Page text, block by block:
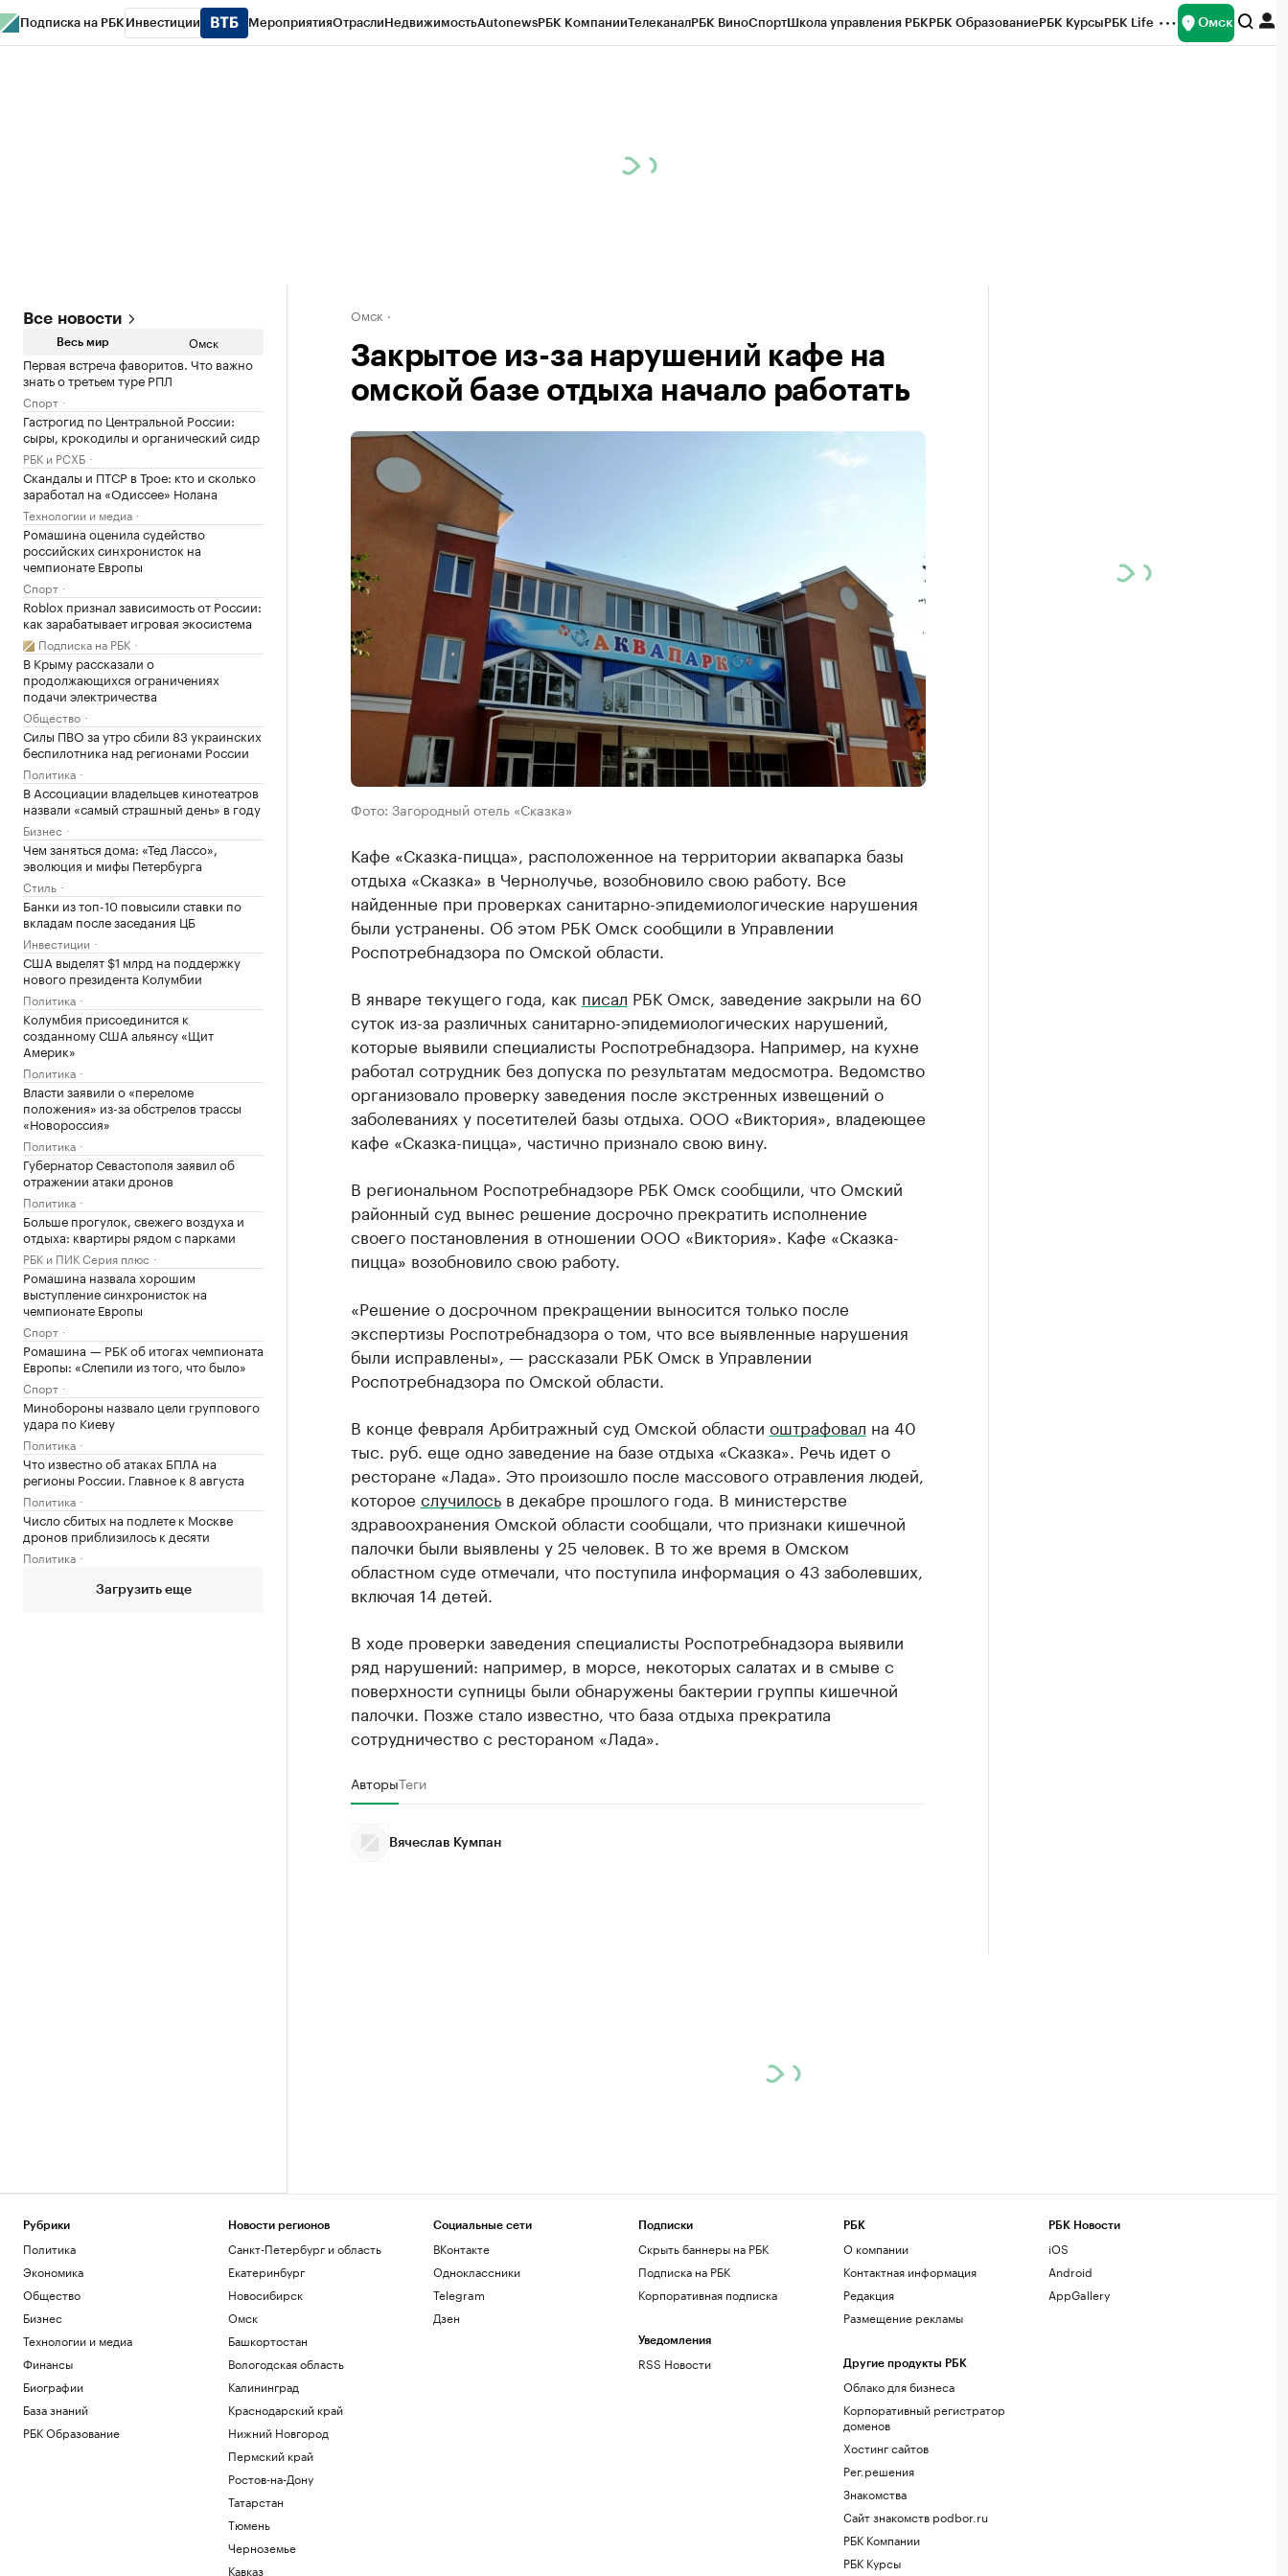
Подписка на РБК Инвестиции МероприятияОтраслиНедвижимостьAutonewsРБК КомпанииТелеканалРБК ВиноСпортШкола управления РБКРБК ОбразованиеРБК КурсыРБК Life Омск
Все новости
Весь мир Омск
Первая встреча фаворитов. Что важно
знать о третьем туре РПЛ
Спорт
Гастрогид по Центральной России:
сыры, крокодилы и органический сидр
РБК и РСХБ
Скандалы и ПТСР в Трое: кто и сколько
заработал на «Одиссее» Нолана
Технологии и медиа
Ромашина оценила судейство
российских синхронисток на
чемпионате Европы
Спорт
Roblox признал зависимость от России:
как зарабатывает игровая экосистема
Подписка на РБК
В Крыму рассказали о
продолжающихся ограничениях
подачи электричества
Общество
Силы ПВО за утро сбили 83 украинских
беспилотника над регионами России
Политика
В Ассоциации владельцев кинотеатров
назвали «самый страшный день» в году
Бизнес
Чем заняться дома: «Тед Лассо»,
эволюция и мифы Петербурга
Стиль
Банки из топ-10 повысили ставки по
вкладам после заседания ЦБ
Инвестиции
США выделят $1 млрд на поддержку
нового президента Колумбии
Политика
Колумбия присоединится к
созданному США альянсу «Щит
Америк»
Политика
Власти заявили о «переломе
положения» из-за обстрелов трассы
«Новороссия»
Политика
Губернатор Севастополя заявил об
отражении атаки дронов
Политика
Больше прогулок, свежего воздуха и
отдыха: квартиры рядом с парками
РБК и ПИК Серия плюс
Ромашина назвала хорошим
выступление синхронисток на
чемпионате Европы
Спорт
Ромашина — РБК об итогах чемпионата
Европы: «Слепили из того, что было»
Спорт
Минобороны назвало цели группового
удара по Киеву
Политика
Что известно об атаках БПЛА на
регионы России. Главное к 8 августа
Политика
Число сбитых на подлете к Москве
дронов приблизилось к десяти
Политика
Загрузить еще
Омск
Закрытое из-за нарушений кафе на
омской базе отдыха начало работать
Фото: Загородный отель «Сказка»
Кафе «Сказка-пицца», расположенное на территории аквапарка базы
отдыха «Сказка» в Чернолучье, возобновило свою работу. Все
найденные при проверках санитарно-эпидемиологические нарушения
были устранены. Об этом РБК Омск сообщили в Управлении
Роспотребнадзора по Омской области.
В январе текущего года, как писал РБК Омск, заведение закрыли на 60
суток из-за различных санитарно-эпидемиологических нарушений,
которые выявили специалисты Роспотребнадзора. Например, на кухне
работал сотрудник без допуска по результатам медосмотра. Ведомство
организовало проверку заведения после экстренных извещений о
заболеваниях у посетителей базы отдыха. ООО «Виктория», владеющее
кафе «Сказка-пицца», частично признало свою вину.
В региональном Роспотребнадзоре РБК Омск сообщили, что Омский
районный суд вынес решение досрочно прекратить исполнение
своего постановления в отношении ООО «Виктория». Кафе «Сказка-
пицца» возобновило свою работу.
«Решение о досрочном прекращении выносится только после
экспертизы Роспотребнадзора о том, что все выявленные нарушения
были исправлены», — рассказали РБК Омск в Управлении
Роспотребнадзора по Омской области.
В конце февраля Арбитражный суд Омской области оштрафовал на 40
тыс. руб. еще одно заведение на базе отдыха «Сказка». Речь идет о
ресторане «Лада». Это произошло после массового отравления людей,
которое случилосьв декабре прошлого года. В министерстве
здравоохранения Омской области сообщали, что признаки кишечной
палочки были выявлены у 25 человек. В то же время в Омском
областном суде отмечали, что поступила информация о 43 заболевших,
включая 14 детей.
В ходе проверки заведения специалисты Роспотребнадзора выявили
ряд нарушений: например, в морсе, некоторых салатах и в смыве с
поверхности супницы были обнаружены бактерии группы кишечной
палочки. Позже стало известно, что база отдыха прекратила
сотрудничество с рестораном «Лада».
АвторыТеги
Вячеслав Кумпан
Рубрики
Политика
Экономика
Общество
Бизнес
Технологии и медиа
Финансы
Биографии
База знаний
РБК Образование
Новости регионов
Санкт-Петербург и область
Екатеринбург
Новосибирск
Омск
Башкортостан
Вологодская область
Калининград
Краснодарский край
Нижний Новгород
Пермский край
Ростов-на-Дону
Татарстан
Тюмень
Черноземье
Кавказ
Социальные сети
ВКонтакте
Одноклассники
Telegram
Дзен
Подписки
Скрыть баннеры на РБК
Подписка на РБК
Корпоративная подписка
Уведомления
RSS Новости
РБК
О компании
Контактная информация
Редакция
Размещение рекламы
Другие продукты РБК
Облако для бизнеса
Корпоративный регистратор
доменов
Хостинг сайтов
Рег.решения
Знакомства
Сайт знакомств podbor.ru
РБК Компании
РБК Курсы
РБК Новости
iOS
Android
AppGallery